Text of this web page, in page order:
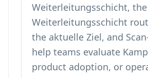
Weiterleitungsschicht, the
Weiterleitungsschicht
the aktuelle Ziel, and
help teams evaluate
product adoption, or